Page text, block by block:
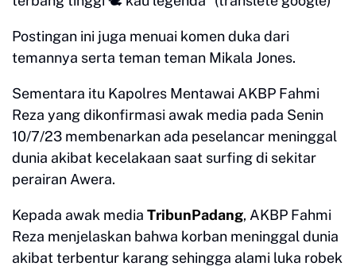
Postingan ini juga menuai komen duka dari
temannya serta teman teman Mikala Jones.
Sementara itu Kapolres Mentawai AKBP Fahmi
Reza yang dikonfirmasi awak media pada Senin
10/7/23 membenarkan ada peselancar meninggal
dunia akibat kecelakaan saat surfing di sekitar
perairan Awera.
Kepada awak media TribunPadang, AKBP Fahmi
Reza menjelaskan bahwa korban meninggal dunia
akibat terbentur karang sehingga alami luka robek